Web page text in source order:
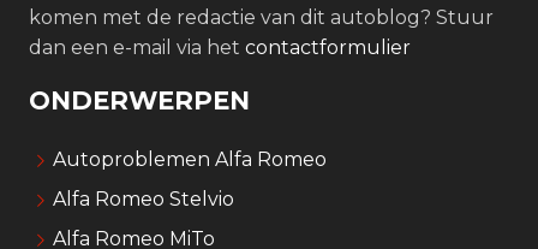
komen met de redactie van dit autoblog? Stuur
dan een e-mail via het contactformulier
ONDERWERPEN
Autoproblemen Alfa Romeo
Alfa Romeo Stelvio
Alfa Romeo MiTo